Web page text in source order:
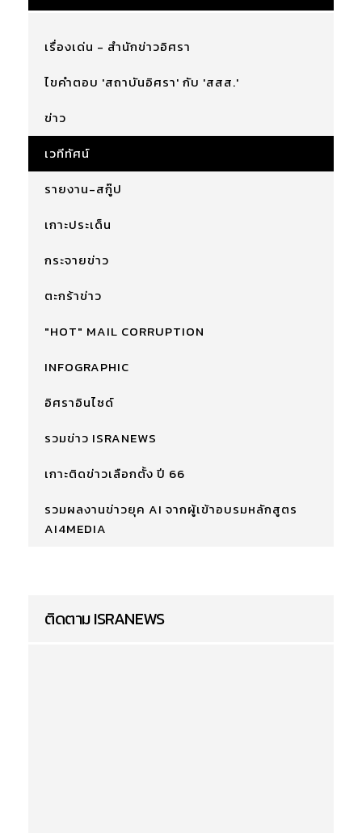
เรื่องเด่น - สำนักข่าวอิศรา
ไขคำตอบ 'สถาบันอิศรา' กับ 'สสส.'
ข่าว
เวทีทัศน์
รายงาน-สกู๊ป
เกาะประเด็น
กระจายข่าว
ตะกร้าข่าว
"HOT" MAIL CORRUPTION
INFOGRAPHIC
อิศราอินไซด์
รวมข่าว ISRANEWS
เกาะติดข่าวเลือกตั้ง ปี 66
รวมผลงานข่าวยุค AI จากผู้เข้าอบรมหลักสูตร
AI4MEDIA
ติดตาม ISRANEWS